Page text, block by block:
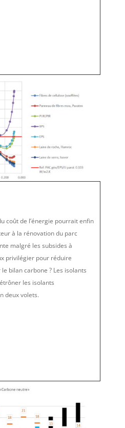
coût de l’énergie pourrait enfin
à la rénovation du parc
malgré les subsides à
privilégier pour réduire
bilan carbone ? Les isolants
les isolants
deux volets.